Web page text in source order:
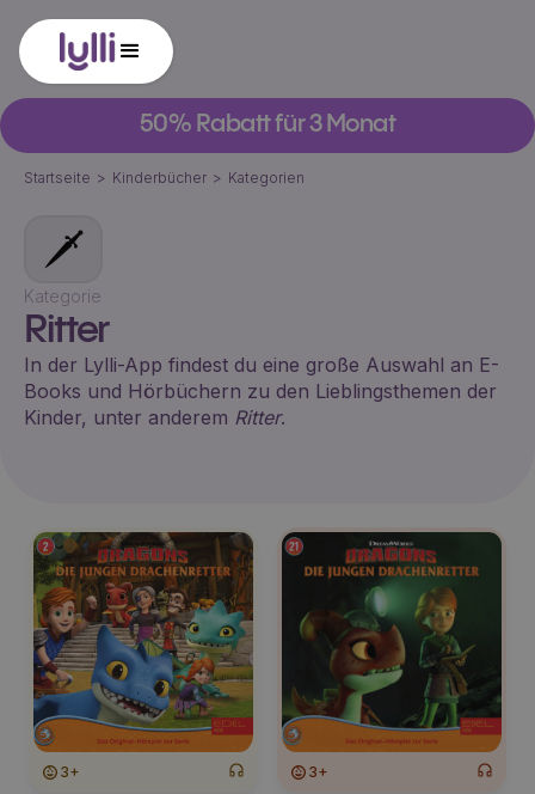
50% Rabatt für 3 Monat
Startseite > Kinderbücher > Kategorien
🗡
Kategorie
Ritter
In der Lylli-App findest du eine große Auswahl an E-
Books und Hörbüchern zu den Lieblingsthemen der
Kinder, unter anderem Ritter.
3+ 3+